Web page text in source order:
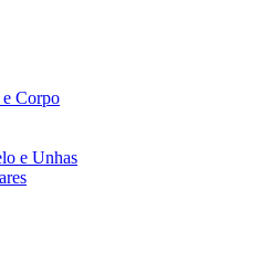
Corpo
e Unhas